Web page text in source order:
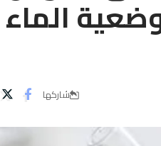
الماء
شاركها